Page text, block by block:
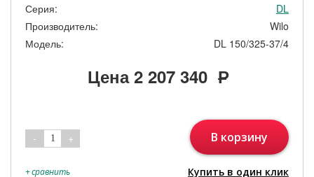
Серия:
DL
Производитель:
Wilo
Модель:
DL 150/325-37/4
Цена 2 207 340 Р
- 1 + В корзину
+сравнить Купить в один клик